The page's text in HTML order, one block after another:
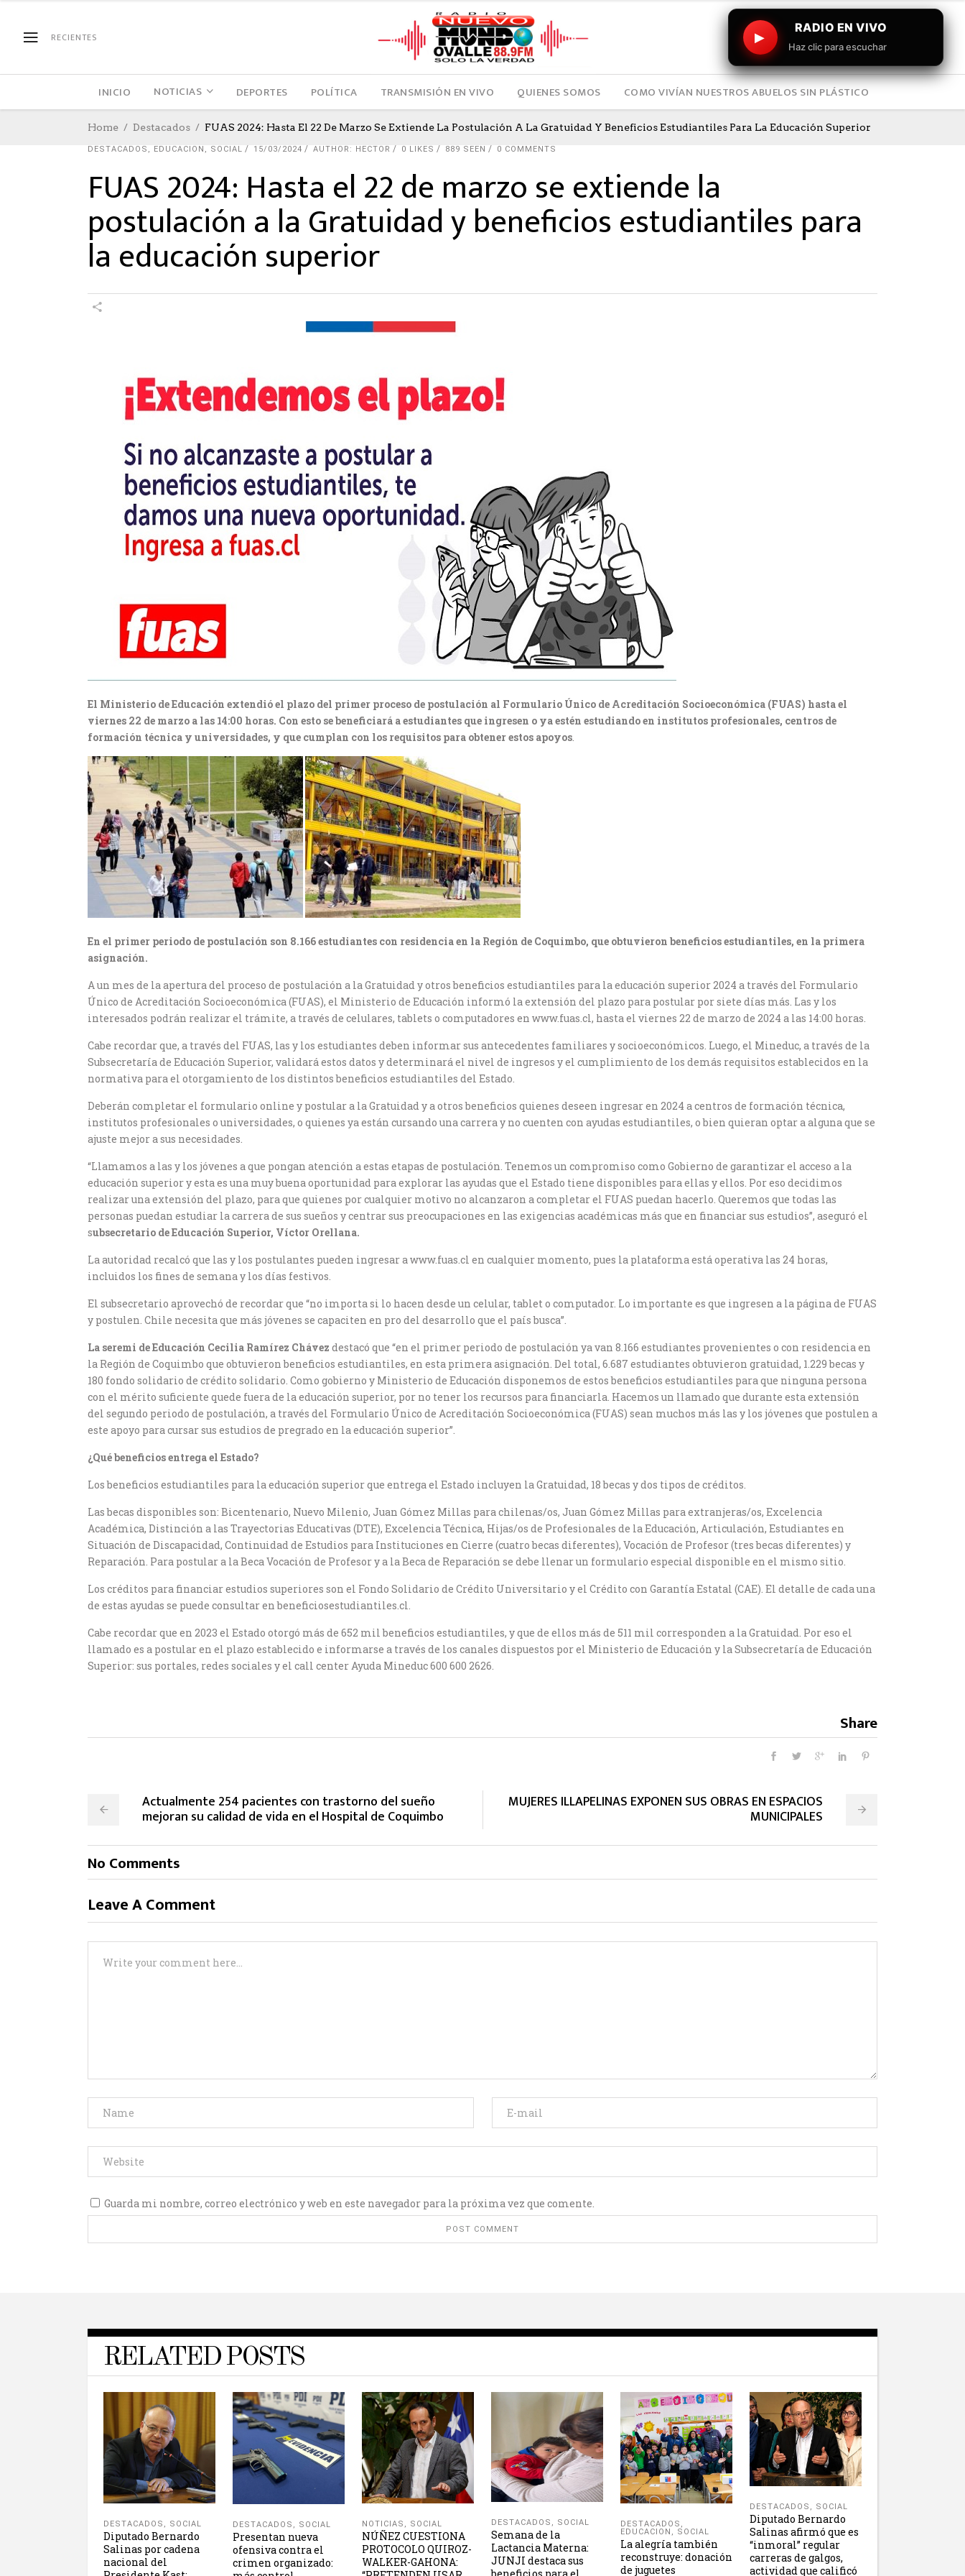
RECIENTES ▶
RADIO EN VIVO
Haz clic para escuchar
INICIO NOTICIAS DEPORTES POLÍTICA TRANSMISIÓN EN VIVO QUIENES SOMOS COMO VIVÍAN NUESTROS ABUELOS SIN PLÁSTICO
Home Destacados FUAS 2024: Hasta El 22 De Marzo Se Extiende La Postulación A La Gratuidad Y Beneficios Estudiantiles Para La Educación Superior
DESTACADOS , EDUCACION , SOCIAL 15/03/2024 AUTHOR: HECTOR 0 LIKES 889 SEEN 0 COMMENTS
FUAS 2024: Hasta el 22 de marzo se extiende la
postulación a la Gratuidad y beneficios estudiantiles para
la educación superior
El Ministerio de Educación extendió el plazo del primer proceso de postulación al Formulario Único de Acreditación Socioeconómica (FUAS) hasta el
viernes 22 de marzo a las 14:00 horas. Con esto se beneficiará a estudiantes que ingresen o ya estén estudiando en institutos profesionales, centros de
formación técnica y universidades, y que cumplan con los requisitos para obtener estos apoyos.
En el primer periodo de postulación son 8.166 estudiantes con residencia en la Región de Coquimbo, que obtuvieron beneficios estudiantiles, en la primera
asignación.
A un mes de la apertura del proceso de postulación a la Gratuidad y otros beneficios estudiantiles para la educación superior 2024 a través del Formulario
Único de Acreditación Socioeconómica (FUAS), el Ministerio de Educación informó la extensión del plazo para postular por siete días más. Las y los
interesados podrán realizar el trámite, a través de celulares, tablets o computadores en www.fuas.cl, hasta el viernes 22 de marzo de 2024 a las 14:00 horas.
Cabe recordar que, a través del FUAS, las y los estudiantes deben informar sus antecedentes familiares y socioeconómicos. Luego, el Mineduc, a través de la
Subsecretaría de Educación Superior, validará estos datos y determinará el nivel de ingresos y el cumplimiento de los demás requisitos establecidos en la
normativa para el otorgamiento de los distintos beneficios estudiantiles del Estado.
Deberán completar el formulario online y postular a la Gratuidad y a otros beneficios quienes deseen ingresar en 2024 a centros de formación técnica,
institutos profesionales o universidades, o quienes ya están cursando una carrera y no cuenten con ayudas estudiantiles, o bien quieran optar a alguna que se
ajuste mejor a sus necesidades.
“Llamamos a las y los jóvenes a que pongan atención a estas etapas de postulación. Tenemos un compromiso como Gobierno de garantizar el acceso a la
educación superior y esta es una muy buena oportunidad para explorar las ayudas que el Estado tiene disponibles para ellas y ellos. Por eso decidimos
realizar una extensión del plazo, para que quienes por cualquier motivo no alcanzaron a completar el FUAS puedan hacerlo. Queremos que todas las
personas puedan estudiar la carrera de sus sueños y centrar sus preocupaciones en las exigencias académicas más que en financiar sus estudios”, aseguró el
subsecretario de Educación Superior, Víctor Orellana.
La autoridad recalcó que las y los postulantes pueden ingresar a www.fuas.cl en cualquier momento, pues la plataforma está operativa las 24 horas,
incluidos los fines de semana y los días festivos.
El subsecretario aprovechó de recordar que “no importa si lo hacen desde un celular, tablet o computador. Lo importante es que ingresen a la página de FUAS
y postulen. Chile necesita que más jóvenes se capaciten en pro del desarrollo que el país busca”.
La seremi de Educación Cecilia Ramírez Chávez destacó que “en el primer periodo de postulación ya van 8.166 estudiantes provenientes o con residencia en
la Región de Coquimbo que obtuvieron beneficios estudiantiles, en esta primera asignación. Del total, 6.687 estudiantes obtuvieron gratuidad, 1.229 becas y
180 fondo solidario de crédito solidario. Como gobierno y Ministerio de Educación disponemos de estos beneficios estudiantiles para que ninguna persona
con el mérito suficiente quede fuera de la educación superior, por no tener los recursos para financiarla. Hacemos un llamado que durante esta extensión
del segundo periodo de postulación, a través del Formulario Único de Acreditación Socioeconómica (FUAS) sean muchos más las y los jóvenes que postulen a
este apoyo para cursar sus estudios de pregrado en la educación superior”.
¿Qué beneficios entrega el Estado?
Los beneficios estudiantiles para la educación superior que entrega el Estado incluyen la Gratuidad, 18 becas y dos tipos de créditos.
Las becas disponibles son: Bicentenario, Nuevo Milenio, Juan Gómez Millas para chilenas/os, Juan Gómez Millas para extranjeras/os, Excelencia
Académica, Distinción a las Trayectorias Educativas (DTE), Excelencia Técnica, Hijas/os de Profesionales de la Educación, Articulación, Estudiantes en
Situación de Discapacidad, Continuidad de Estudios para Instituciones en Cierre (cuatro becas diferentes), Vocación de Profesor (tres becas diferentes) y
Reparación. Para postular a la Beca Vocación de Profesor y a la Beca de Reparación se debe llenar un formulario especial disponible en el mismo sitio.
Los créditos para financiar estudios superiores son el Fondo Solidario de Crédito Universitario y el Crédito con Garantía Estatal (CAE). El detalle de cada una
de estas ayudas se puede consultar en beneficiosestudiantiles.cl.
Cabe recordar que en 2023 el Estado otorgó más de 652 mil beneficios estudiantiles, y que de ellos más de 511 mil corresponden a la Gratuidad. Por eso el
llamado es a postular en el plazo establecido e informarse a través de los canales dispuestos por el Ministerio de Educación y la Subsecretaría de Educación
Superior: sus portales, redes sociales y el call center Ayuda Mineduc 600 600 2626.
Share
Actualmente 254 pacientes con trastorno del sueño
mejoran su calidad de vida en el Hospital de Coquimbo
MUJERES ILLAPELINAS EXPONEN SUS OBRAS EN ESPACIOS
MUNICIPALES
No Comments
Leave A Comment
Guarda mi nombre, correo electrónico y web en este navegador para la próxima vez que comente.
RELATED POSTS
DESTACADOS , SOCIAL
Diputado Bernardo
Salinas por cadena
nacional del
DESTACADOS , SOCIAL
Presentan nueva
ofensiva contra el
crimen organizado:
NOTICIAS , SOCIAL
NÚÑEZ CUESTIONA
PROTOCOLO QUIROZ-
WALKER-GAHONA:
DESTACADOS , SOCIAL
Semana de la
Lactancia Materna:
JUNJI destaca sus
DESTACADOS ,
EDUCACION , SOCIAL
La alegría también
reconstruye: donación
de juguetes
DESTACADOS , SOCIAL
Diputado Bernardo
Salinas afirmó que es
“inmoral” regular
carreras de galgos,
actividad que calificó